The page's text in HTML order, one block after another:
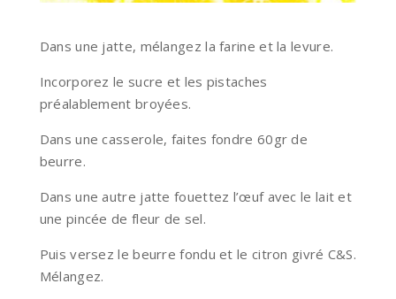
Dans une jatte, mélangez la farine et la levure.
Incorporez le sucre et les pistaches
préalablement broyées.
Dans une casserole, faites fondre 60gr de
beurre.
Dans une autre jatte fouettez l’œuf avec le lait et
une pincée de fleur de sel.
Puis versez le beurre fondu et le citron givré C&S.
Mélangez.